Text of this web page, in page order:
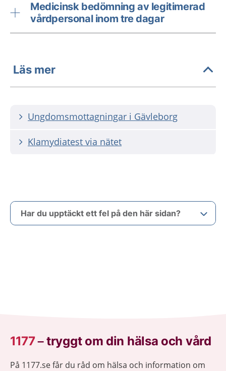
Medicinsk bedömning av legitimerad
vårdpersonal inom tre dagar
Läs mer
Ungdomsmottagningar i Gävleborg
Klamydiatest via nätet
Har du upptäckt ett fel på den här sidan?
1177–tryggt om din hälsa och vård
På 1177.se får du råd om hälsa och information om